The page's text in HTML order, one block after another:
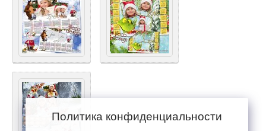
Политика конфиденциальности